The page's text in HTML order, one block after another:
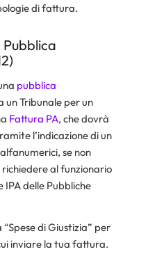
di fattura.
pubblica
un Tribunale per un
Fattura PA, che dovrà
l’indicazione di un
se non
richiedere al funzionario
delle Pubbliche
di Giustizia” per
inviare la tua fattura.